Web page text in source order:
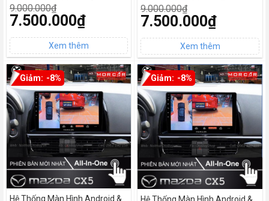
Được
xếp
hạng
0
5
sao
9.000.000₫
Giá
gốc
9.000.000₫.
7.500.000₫
hiện
tại
là:
7.500.000₫.
Được
xếp
hạng
0
5
sao
9.000.000₫
Giá
gốc
9.000.000₫.
7.500.000₫
hiện
tại
là:
7.500.000₫.
-8%
Hệ Thống Màn Hình Android &
-8%